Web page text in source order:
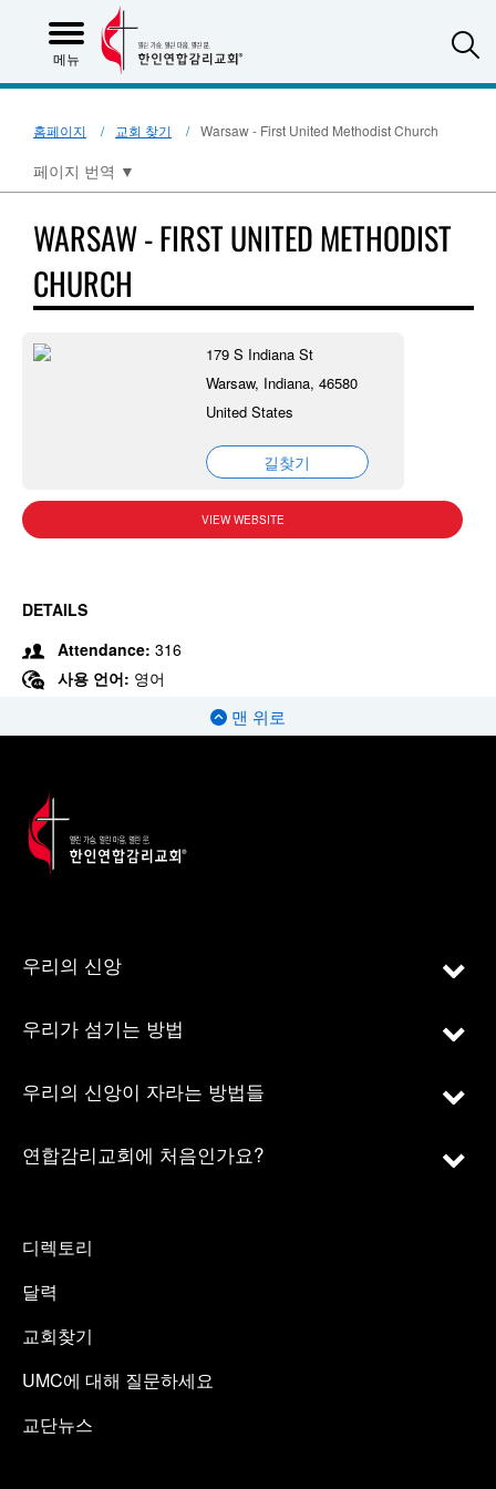
메뉴
홈페이지 교회 찾기 Warsaw - First United Methodist Church
페이지 번역 ▼
WARSAW - FIRST UNITED METHODIST
CHURCH
179 S Indiana St
Warsaw, Indiana, 46580
United States
길찾기
VIEW WEBSITE
DETAILS
Attendance: 316
사용 언어: 영어
맨 위로
우리의 신앙
우리가 섬기는 방법
우리의 신앙이 자라는 방법들
연합감리교회에 처음인가요?
디렉토리
달력
교회찾기
UMC에 대해 질문하세요
교단뉴스